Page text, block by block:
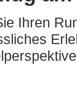
Ihren